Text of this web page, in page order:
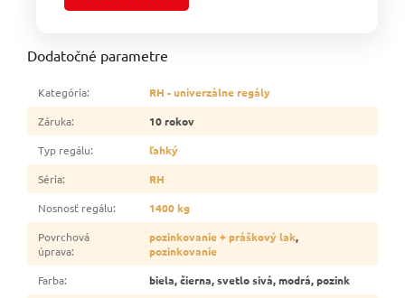
Dodatočné parametre
Kategória:
RH - univerzálne regály
Záruka:
10 rokov
Typ regálu:
ľahký
Séria:
RH
Nosnosť regálu:
1400 kg
Povrchová
úprava:
pozinkovanie + práškový lak,
pozinkovanie
Farba:
biela, čierna, svetlo sivá, modrá, pozink